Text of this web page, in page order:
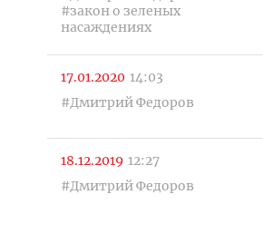
#закон о зеленых
насаждениях
17.01.2020 14:03
#Дмитрий Федоров
18.12.2019 12:27
#Дмитрий Федоров